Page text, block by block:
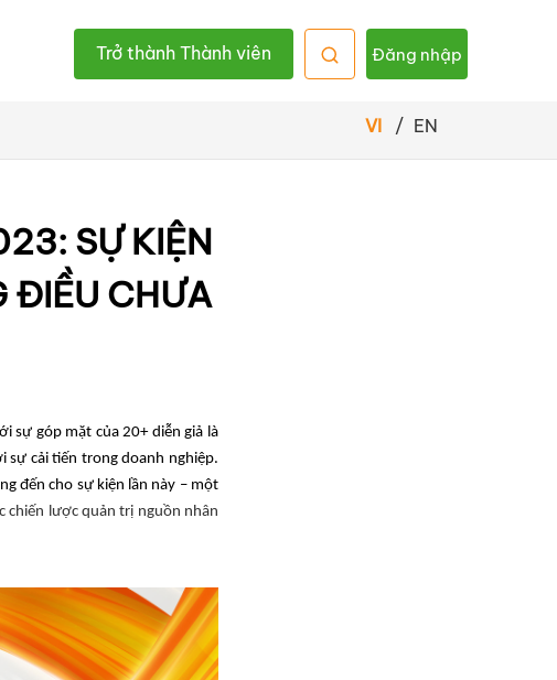
Trở thành Thành viên Đăng nhập
VI / EN
SỰ KIỆN
ĐIỀU CHƯA
sự góp mặt của 20+ diễn giả là
sự cải tiến trong doanh nghiệp.
đến cho sự kiện lần này – một
chiến lược quản trị nguồn nhân